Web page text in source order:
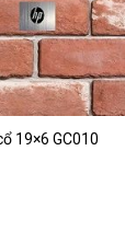
19×6 GC010